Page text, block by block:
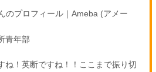
のプロフィール｜Ameba (アメー
青年部
！英断ですね！！ここまで振り切